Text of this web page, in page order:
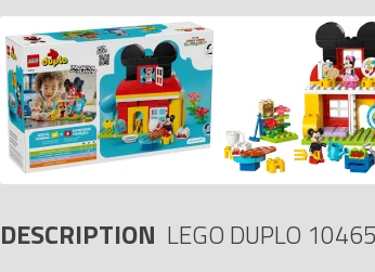
DESCRIPTION LEGO DUPLO 10465